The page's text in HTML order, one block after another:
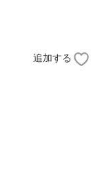
追加する